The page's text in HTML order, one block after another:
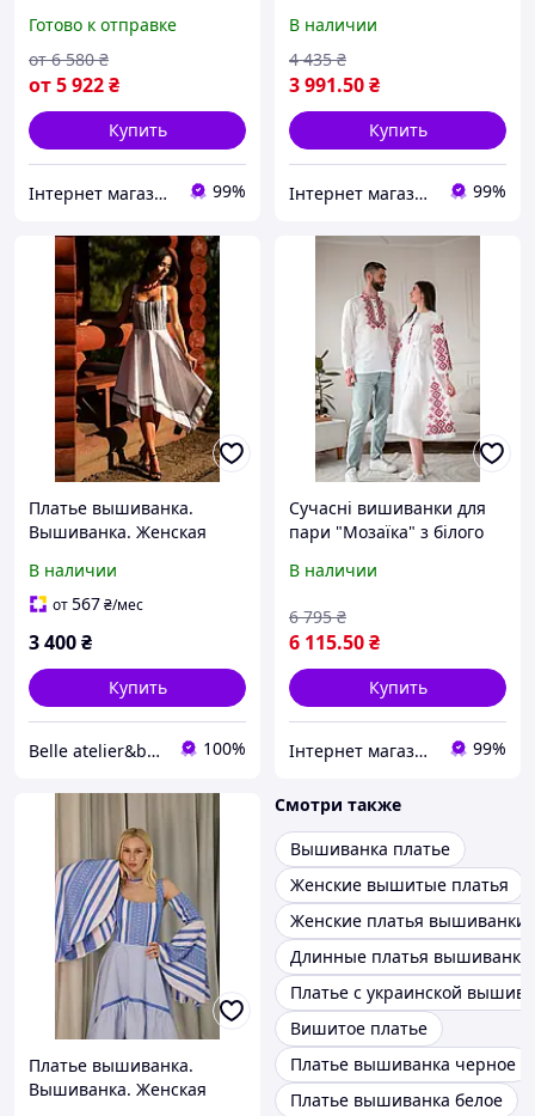
Готово к отправке
от5 922₴
от 6 580 ₴
Купить
Інтернет магазин "Вишиванка.Nет" 99%
4610
В наличии
3 991.50₴
4 435 ₴
Купить
Інтернет магазин "Вишиванка.Nет" 99%
Платье вышиванка.
Вышиванка. Женская
украинская. Вышитое
платье. Черно-белая
Современная вышиванка
В наличии
от567₴/мес
3 400₴
Купить
Belle atelier&boutique 100%
Сучасні вишиванки для
пари "Мозаїка" з білого
В наличии
6 115.50₴
6 795 ₴
Купить
Інтернет магазин "Вишиванка.Nет" 99%
Платье вышиванка.
Вышиванка. Женская
Смотри также
Вышиванка платье
Женские вышитые платья
Женские платья вышиванки
Длинные платья вышиванки
Платье с украинской
Вишитое платье
Платье вышиванка черное
Платье вышиванка белое